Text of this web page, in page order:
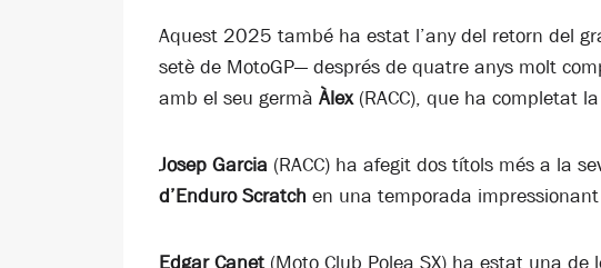
Aquest 2025 també ha estat l’any del retorn del
setè de MotoGP— després de quatre anys molt
amb el seu germà Àlex (RACC), que ha completat
Josep Garcia (RACC) ha afegit dos títols més a la
d’Enduro Scratch en una temporada
Edgar Canet (Moto Club Polea SX) ha estat una